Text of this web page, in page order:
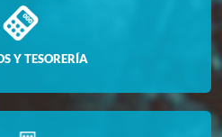
Y TESORERÍA